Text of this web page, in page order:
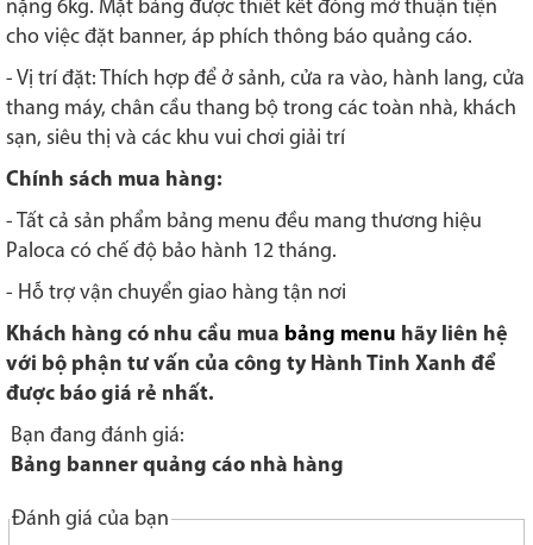
nặng 6kg. Mặt bảng được thiết kết đóng mở thuận tiện
cho việc đặt banner, áp phích thông báo quảng cáo.
- Vị trí đặt: Thích hợp để ở sảnh, cửa ra vào, hành lang, cửa
thang máy, chân cầu thang bộ trong các toàn nhà, khách
sạn, siêu thị và các khu vui chơi giải trí
Chính sách mua hàng:
- Tất cả sản phẩm bảng menu đều mang thương hiệu
Paloca có chế độ bảo hành 12 tháng.
- Hỗ trợ vận chuyển giao hàng tận nơi
Khách hàng có nhu cầu mua bảng menu hãy liên hệ
với bộ phận tư vấn của công ty Hành Tinh Xanh để
được báo giá rẻ nhất.
Bạn đang đánh giá:
Bảng banner quảng cáo nhà hàng
Đánh giá của bạn